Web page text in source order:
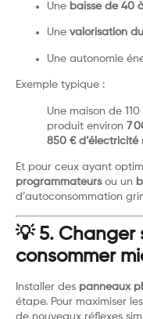
Une baisse de 40
Une valorisation du
Une autonomie
Exemple typique :
Une maison de
produit environ 7
850 € d’électricité
Et pour ceux ayant
programmateursou un
d’autoconsommation
💡 5. Changer
consommer
Installer des panneaux
étape. Pour maximiser